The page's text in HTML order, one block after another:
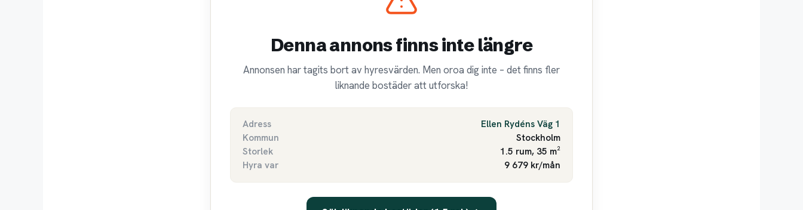
Denna annons finns inte längre
Annonsen har tagits bort av hyresvärden. Men oroa dig inte – det finns fler
liknande bostäder att utforska!
Adress
Ellen Rydéns Väg 1
Kommun
Stockholm
Storlek
1.5 rum, 35 m²
Hyra var
9 679 kr/mån